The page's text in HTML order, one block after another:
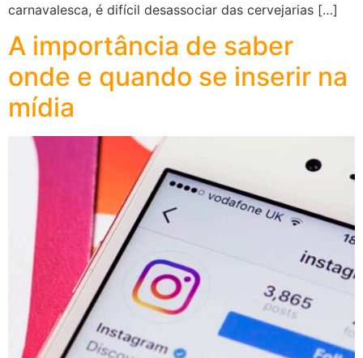
carnavalesca, é difícil desassociar das cervejarias […]
A importância de saber
onde e quando se inserir na
mídia